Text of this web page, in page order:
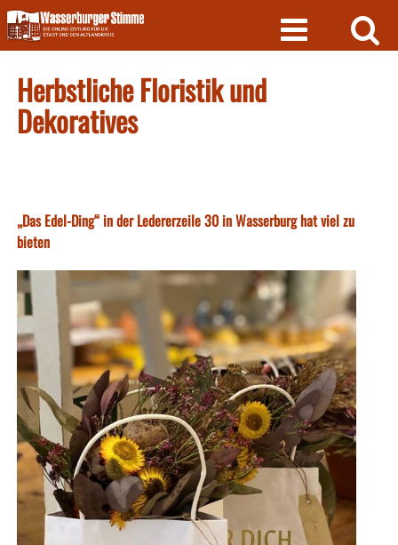
Skip
to
content
Herbstliche Floristik und
Dekoratives
„Das Edel-Ding“ in der Ledererzeile 30 in Wasserburg hat viel zu
bieten